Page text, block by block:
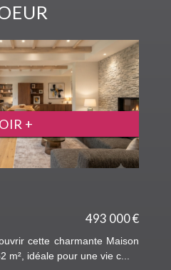
+
493 000 €
cette charmante Maison
m², idéale pour une vie c...